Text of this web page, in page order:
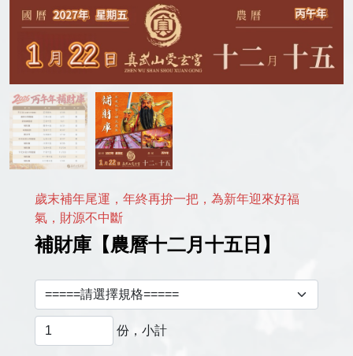
歲末補年尾運，年終再拚一把，為新年迎來好福
氣，財源不中斷
補財庫【農曆十二月十五日】
份，小計